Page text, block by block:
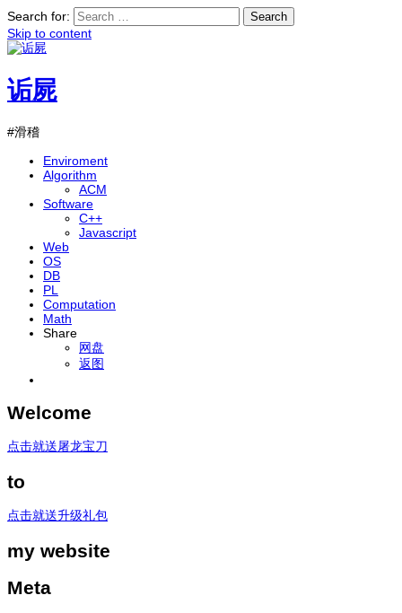
Search for:
Skip to content
诟屍
#滑稽
Enviroment
Algorithm
ACM
Software
C++
Javascript
Web
OS
DB
PL
Computation
Math
Share
网盘
返图
Welcome
点击就送屠龙宝刀
to
点击就送升级礼包
my website
Meta